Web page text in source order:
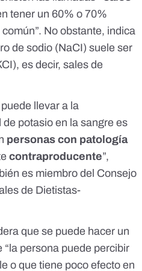
tener un 60% o 70%
No obstante, indica
de sodio (NaCI) suele ser
es decir, sales de
llevar a la
de potasio en la sangre es
personas con patología
contraproducente”,
es miembro del Consejo
de Dietistas-
que se puede hacer un
“la persona puede percibir
o que tiene poco efecto en